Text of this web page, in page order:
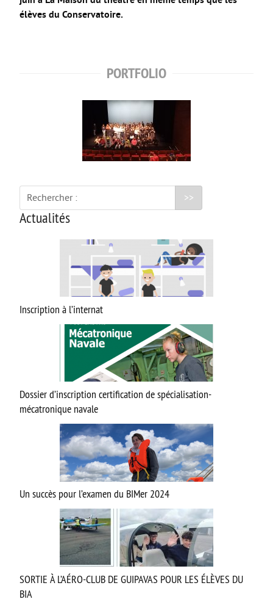
Bac Pro MV
FORMATIONS GÉNÉRALES
Bac Général
STL
UNSS et EPS
Enseignements Optionnels en 2nde
Section Euro
Option facultative Théâtre
Brevet d’initiation à l’aéronautique
Brevet d’Initiation à la Mer
FORMATIONS SUP
BTS CIEL
BTS CRCI
BTS CRSA
BTS ELT
BTS MTE (ancien MCI)
DN MADE CM
DN MADE DP
MC Mécatronique Navale
élèves du Conservatoire.
PORTFOLIO
Rechercher :
Actualités
Inscription à l’internat
Dossier d’inscription certification de spécialisation-
mécatronique navale
Un succès pour l’examen du BIMer 2024
SORTIE À L’AÉRO-CLUB DE GUIPAVAS POUR LES ÉLÈVES DU
BIA